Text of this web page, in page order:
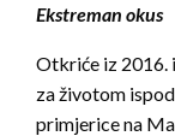
Ekstreman okus
Otkriće iz 2016.
za životom
primjerice na